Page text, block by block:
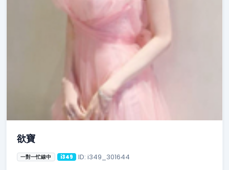
欲寶
一對一忙線中 i349 ID: i349_301644